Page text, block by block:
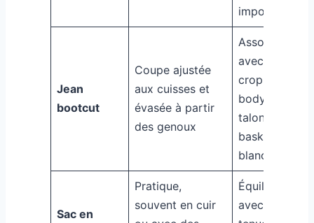
imposantes
Jean
bootcut
Coupe ajustée
aux cuisses et
évasée à partir
des genoux
Associe
avec un top
crop ou un
body et des
talons ou
baskets
blanches
Sac en
Pratique,
souvent en cuir
Équilibre
avec une